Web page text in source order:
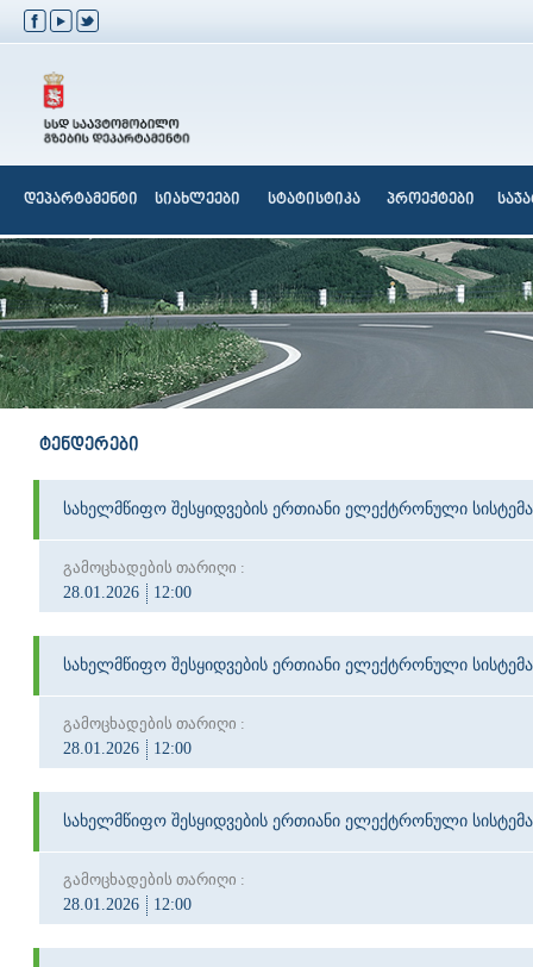
დეპარტამენტი სიახლეები სტატისტიკა პროექტები
ტენდერები
სახელმწიფო შესყიდვების ერთიანი ელექტრონული სისტემა
გამოცხადების თარიღი :
28.01.2026
12:00
სახელმწიფო შესყიდვების ერთიანი ელექტრონული სისტემა
გამოცხადების თარიღი :
28.01.2026
12:00
სახელმწიფო შესყიდვების ერთიანი ელექტრონული სისტემა
გამოცხადების თარიღი :
28.01.2026
12:00